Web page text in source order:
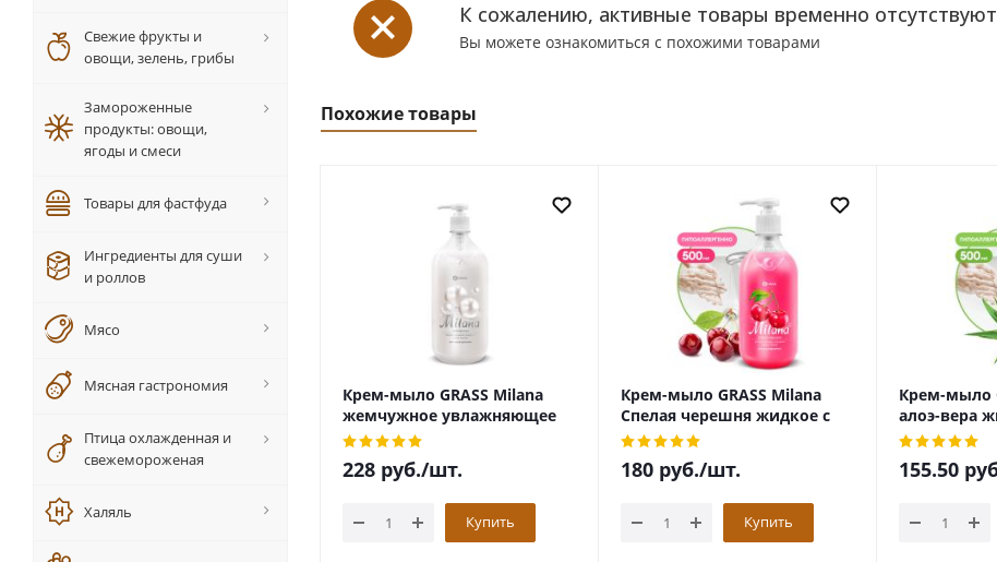
К сожалению, активные товары временно отсутствуют
Вы можете ознакомиться с похожими товарами
Похожие товары
Крем-мыло GRASS Milana
жемчужное увлажняющее
жидкое с дозатором 1000мл
228 руб./шт.
Купить
Крем-мыло GRASS Milana
Спелая черешня жидкое с
дозатором 500мл
180 руб./шт.
Купить
Крем-мыло
алоэ-вера
дозатором
155.50
Свежие фрукты и
овощи, зелень, грибы
Замороженные
продукты: овощи,
ягоды и смеси
Товары для фастфуда
Ингредиенты для суши
и роллов
Мясо
Мясная гастрономия
Птица охлажденная и
свежемороженая
Халяль